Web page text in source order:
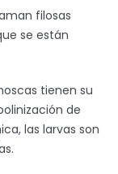
filosas
se están
tienen su
de
las larvas son